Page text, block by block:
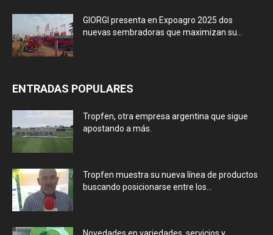
GIORGI presenta en Expoagro 2025 dos
nuevas sembradoras que maximizan su...
ENTRADAS POPULARES
Tropfen, otra empresa argentina que sigue
apostando a más.
Tropfen muestra su nueva línea de productos
buscando posicionarse entre los...